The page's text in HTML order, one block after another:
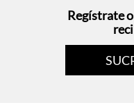
Regístrate